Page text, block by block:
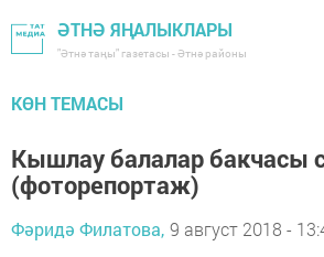
ӘТНӘ ЯҢАЛЫКЛАРЫ
"Әтнә таңы" газетасы - Әтнә районы
КӨН ТЕМАСЫ
Кышлау балалар бакчасы
(фоторепортаж)
Фәридә Филатова, 9 август 2018 -